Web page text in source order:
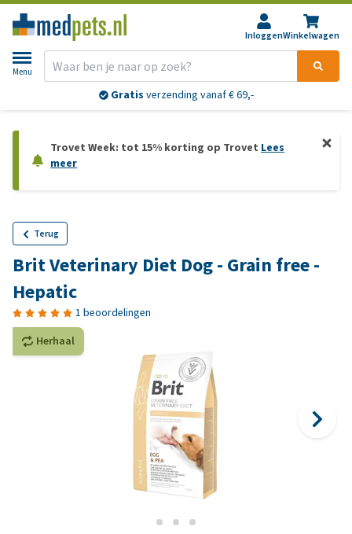
InloggenWinkelwagen
Menu
Gratis verzending vanaf € 69,-
Trovet Week: tot 15% korting op Trovet Lees
meer
Terug
Brit Veterinary Diet Dog - Grain free -
Hepatic
1 beoordelingen
Herhaal